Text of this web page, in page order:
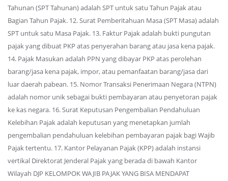
Tahunan (SPT Tahunan) adalah SPT untuk satu Tahun Pajak atau
Bagian Tahun Pajak. 12. Surat Pemberitahuan Masa (SPT Masa) adalah
SPT untuk satu Masa Pajak. 13. Faktur Pajak adalah bukti pungutan
pajak yang dibuat PKP atas penyerahan barang atau jasa kena pajak.
14. Pajak Masukan adalah PPN yang dibayar PKP atas perolehan
barang/jasa kena pajak, impor, atau pemanfaatan barang/jasa dari
luar daerah pabean. 15. Nomor Transaksi Penerimaan Negara (NTPN)
adalah nomor unik sebagai bukti pembayaran atau penyetoran pajak
ke kas negara. 16. Surat Keputusan Pengembalian Pendahuluan
Kelebihan Pajak adalah keputusan yang menetapkan jumlah
pengembalian pendahuluan kelebihan pembayaran pajak bagi Wajib
Pajak tertentu. 17. Kantor Pelayanan Pajak (KPP) adalah instansi
vertikal Direktorat Jenderal Pajak yang berada di bawah Kantor
Wilayah DJP KELOMPOK WAJIB PAJAK YANG BISA MENDAPAT